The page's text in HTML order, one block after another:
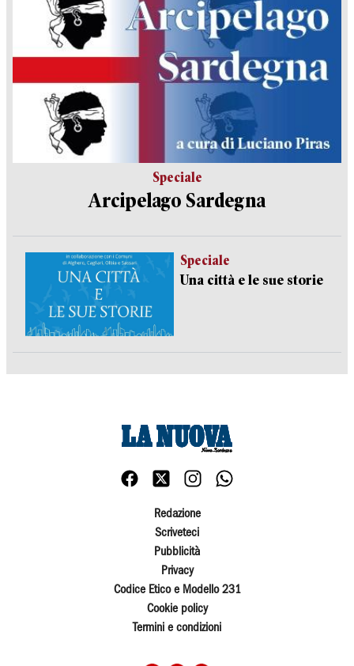
Speciale
Arcipelago Sardegna
Speciale
Una città e le sue storie
Redazione
Scriveteci
Pubblicità
Privacy
Codice Etico e Modello 231
Cookie policy
Termini e condizioni